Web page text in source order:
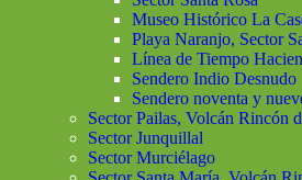
Museo Histórico La
Playa Naranjo, Sector
Línea de Tiempo
Sendero Indio Desnudo
Sendero noventa y
Sector Pailas, Volcán Rincón
Sector Junquillal
Sector Murciélago